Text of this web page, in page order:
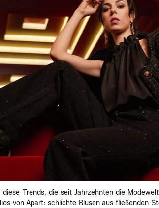
Trends, die seit Jahrzehnten die
von Apart: schlichte Blusen aus fließenden